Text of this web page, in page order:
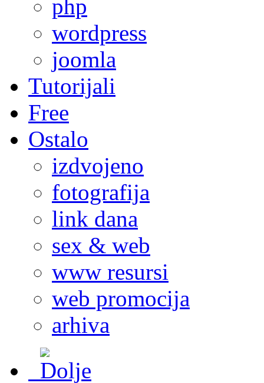
php
wordpress
joomla
Tutorijali
Free
Ostalo
izdvojeno
fotografija
link dana
sex & web
www resursi
web promocija
arhiva